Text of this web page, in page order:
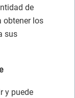
de
obtener los
sus
y puede